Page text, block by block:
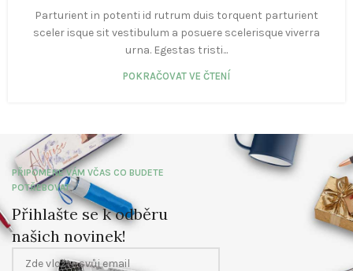
Parturient in potenti id rutrum duis torquent parturient
sceler isque sit vestibulum a posuere scelerisque viverra
urna. Egestas tristi...
POKRAČOVAT VE ČTENÍ
PŘIPOMENE VÁM VČAS CO BUDETE
POTŘEBOVAT
Přihlašte se k odběru
našich novinek!